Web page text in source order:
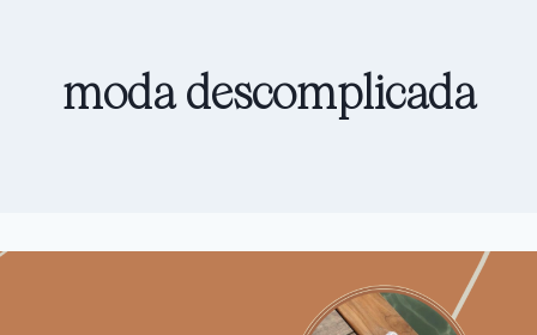
moda descomplicada